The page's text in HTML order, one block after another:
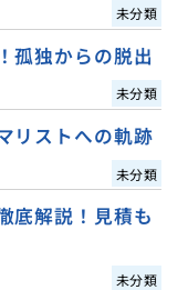
未分類
孤独からの脱出
未分類
リストへの軌跡
未分類
底解説！見積も
未分類